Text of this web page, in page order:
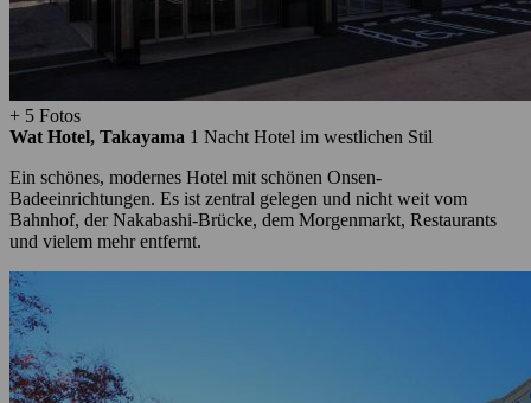
+ 5 Fotos
Wat Hotel, Takayama 1 Nacht Hotel im westlichen Stil
Ein schönes, modernes Hotel mit schönen Onsen-
Badeeinrichtungen. Es ist zentral gelegen und nicht weit vom
Bahnhof, der Nakabashi-Brücke, dem Morgenmarkt, Restaurants
und vielem mehr entfernt.